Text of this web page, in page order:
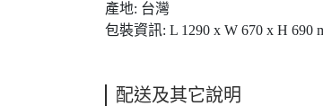
產地: 台灣
包裝資訊: L 1290 x W 670 x H 690
配送及其它說明